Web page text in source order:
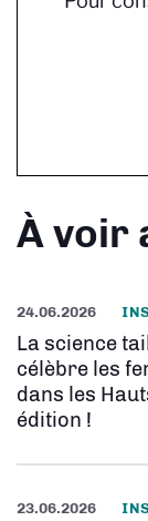
À voir
24.06.2026
La science
célèbre les
dans les
édition !
23.06.2026